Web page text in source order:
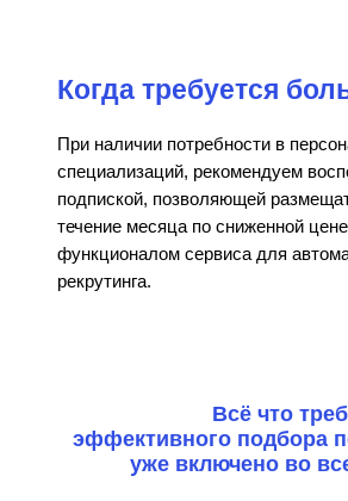
Когда требуется
При наличии потребности в
специализаций, рекомендуем
подпиской, позволяющей
течение месяца по сниженной
функционалом сервиса для
рекрутинга.
Всё что
эффективного подбора
уже включено во